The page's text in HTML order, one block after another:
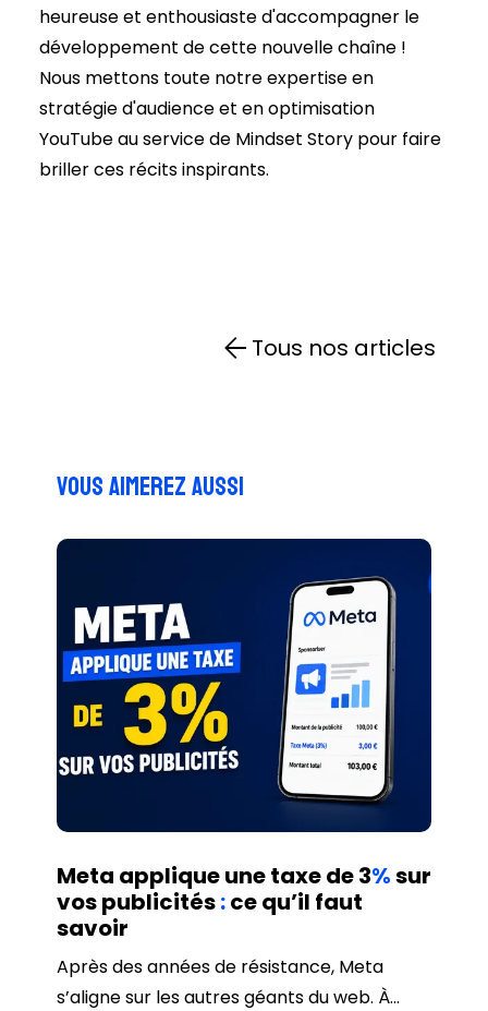
heureuse et enthousiaste d'accompagner le
développement de cette nouvelle chaîne !
Nous mettons toute notre expertise en
stratégie d'audience et en optimisation
YouTube au service de Mindset Story pour faire
briller ces récits inspirants.
Tous nos articles
Vous aimerez aussi
Meta applique une taxe de 3%sur
vos publicités:ce qu’il faut
savoir
Après des années de résistance, Meta
s’aligne sur les autres géants du web. À